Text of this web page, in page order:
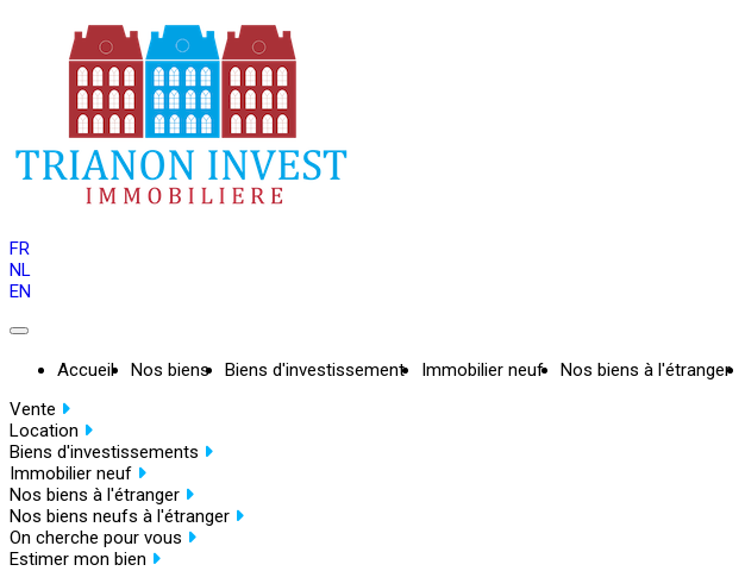
FR
NL
EN
Accueil Nos biens Biens d'investissement Immobilier neuf Nos biens à l'étranger
Vente
Location
Biens d'investissements
Immobilier neuf
Nos biens à l'étranger
Nos biens neufs à l'étranger
On cherche pour vous
Estimer mon bien